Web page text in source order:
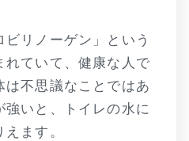
リノーゲン」という
ていて、健康な人で
は不思議なことではあ
強いと、トイレの水に
ます。